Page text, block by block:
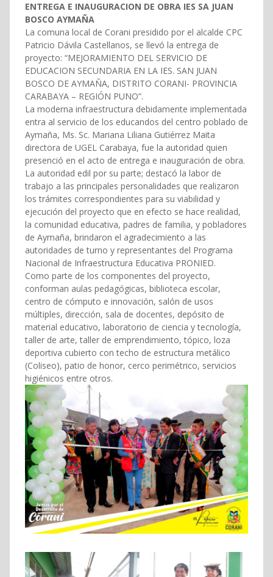
ENTREGA E INAUGURACION DE OBRA IES SA JUAN
BOSCO AYMAÑA
La comuna local de Corani presidido por el alcalde CPC
Patricio Dávila Castellanos, se llevó la entrega de
proyecto: “MEJORAMIENTO DEL SERVICIO DE
EDUCACION SECUNDARIA EN LA IES. SAN JUAN
BOSCO DE AYMAÑA, DISTRITO CORANI- PROVINCIA
CARABAYA – REGIÓN PUNO”.
La moderna infraestructura debidamente implementada
entra al servicio de los educandos del centro poblado de
Aymaña, Ms. Sc. Mariana Liliana Gutiérrez Maita
directora de UGEL Carabaya, fue la autoridad quien
presenció en el acto de entrega e inauguración de obra.
La autoridad edil por su parte; destacó la labor de
trabajo a las principales personalidades que realizaron
los trámites correspondientes para su viabilidad y
ejecución del proyecto que en efecto se hace realidad,
la comunidad educativa, padres de familia, y pobladores
de Aymaña, brindaron el agradecimiento a las
autoridades de turno y representantes del Programa
Nacional de Infraestructura Educativa PRONIED.
Como parte de los componentes del proyecto,
conforman aulas pedagógicas, biblioteca escolar,
centro de cómputo e innovación, salón de usos
múltiples, dirección, sala de docentes, depósito de
material educativo, laboratorio de ciencia y tecnología,
taller de arte, taller de emprendimiento, tópico, loza
deportiva cubierto con techo de estructura metálico
(Coliseo), patio de honor, cerco perimétrico, servicios
higiénicos entre otros.